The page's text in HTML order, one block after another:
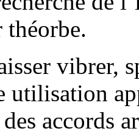
théorbe.
vibrer,
utilisation
accords